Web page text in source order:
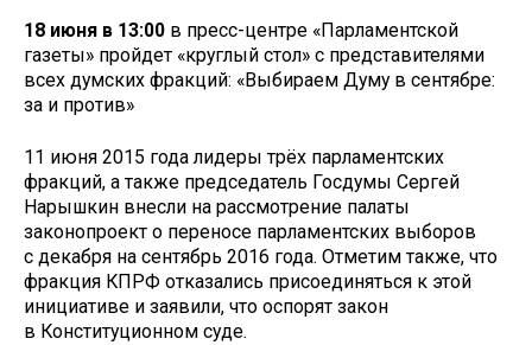
18 июня в 13:00 в пресс-центре «Парламентской
газеты» пройдет «круглый стол» с представителями
всех думских фракций: «Выбираем Думу в сентябре:
за и против»
11 июня 2015 года лидеры трёх парламентских
фракций, а также председатель Госдумы Сергей
Нарышкин внесли на рассмотрение палаты
законопроект о переносе парламентских выборов
с декабря на сентябрь 2016 года. Отметим также, что
фракция КПРФ отказались присоединяться к этой
инициативе и заявили, что оспорят закон
в Конституционном суде.